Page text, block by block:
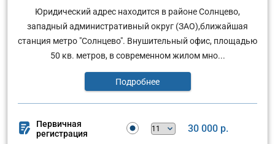
Юридический адрес находится в районе Солнцево,
западный административный округ (ЗАО),ближайшая
станция метро "Солнцево". Внушительный офис, площадью
50 кв. метров, в современном жилом мно...
Подробнее
Первичная
регистрация
30 000 р.